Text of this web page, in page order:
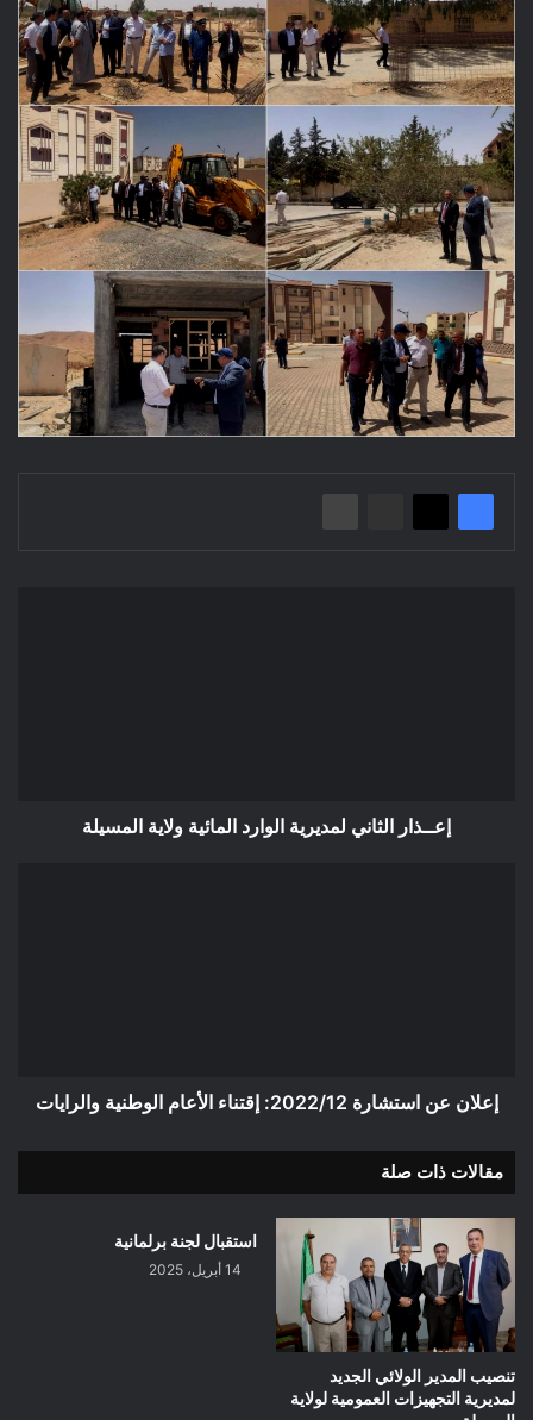
إعــذار الثاني لمديرية الوارد المائية ولاية المسيلة
إعلان عن استشارة 2022/12: إقتناء الأعام الوطنية والرايات
مقالات ذات صلة
تنصيب المدير الولائي الجديد
لمديرية التجهيزات العمومية لولاية
استقبال لجنة برلمانية
14 أبريل، 2025